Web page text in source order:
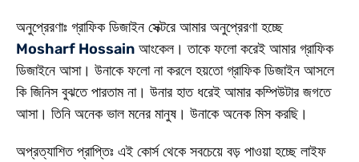
অনুপ্রেরণাঃ গ্রাফিক ডিজাইন সেক্টরে আমার অনুপ্রেরণা হচ্ছে
Mosharf Hossain আংকেল। তাকে ফলো করেই আমার গ্রাফিক
ডিজাইনে আসা। উনাকে ফলো না করলে হয়তো গ্রাফিক ডিজাইন আসলে
কি জিনিস বুঝতে পারতাম না। উনার হাত ধরেই আমার কম্পিউটার জগতে
আসা। তিনি অনেক ভাল মনের মানুষ। উনাকে অনেক মিস করছি।
অপ্রত্যাশিত প্রাপ্তিঃ এই কোর্স থেকে সবচেয়ে বড় পাওয়া হচ্ছে লাইফ